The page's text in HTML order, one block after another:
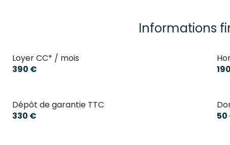
accès handicapé
Informations
Loyer CC* / mois
390 €
50
Dépôt de garantie TTC
330 €